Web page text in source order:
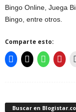
Bingo Online, Juega
Bingo, entre otros.
Comparte esto:
Buscar en